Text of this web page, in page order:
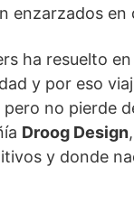
enzarzados
ha resuelto
y por eso
pero no pierde
Droog Design
y donde